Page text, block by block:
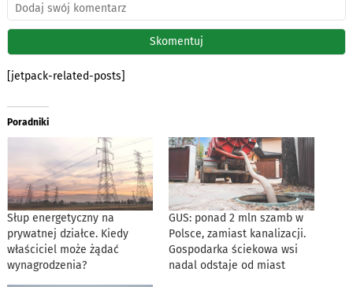
[jetpack-related-posts]
Poradniki
Słup energetyczny na
prywatnej działce. Kiedy
właściciel może żądać
wynagrodzenia?
GUS: ponad 2 mln szamb w
Polsce, zamiast kanalizacji.
Gospodarka ściekowa wsi
nadal odstaje od miast